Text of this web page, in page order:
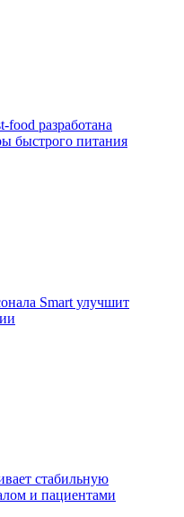
разработана
быстрого питания
Smart улучшит
стабильную
и пациентами